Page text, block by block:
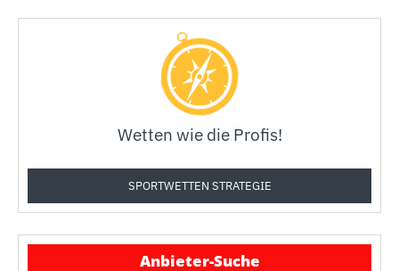
Wetten wie die Profis!
SPORTWETTEN STRATEGIE
Anbieter-Suche